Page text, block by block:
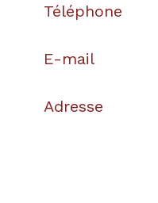
Téléphone
E-mail
Adresse